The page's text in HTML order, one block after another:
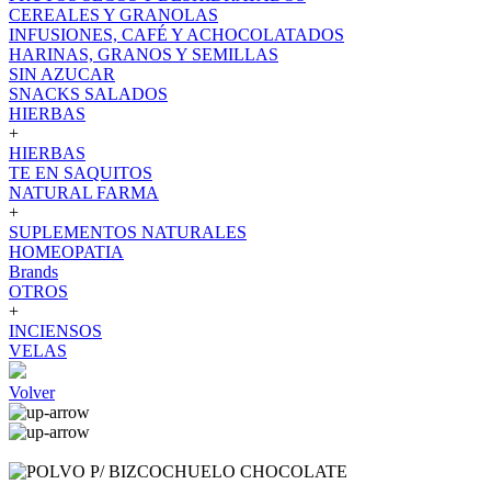
CEREALES Y GRANOLAS
INFUSIONES, CAFÉ Y ACHOCOLATADOS
HARINAS, GRANOS Y SEMILLAS
SIN AZUCAR
SNACKS SALADOS
HIERBAS
+
HIERBAS
TE EN SAQUITOS
NATURAL FARMA
+
SUPLEMENTOS NATURALES
HOMEOPATIA
Brands
OTROS
+
INCIENSOS
VELAS
Volver